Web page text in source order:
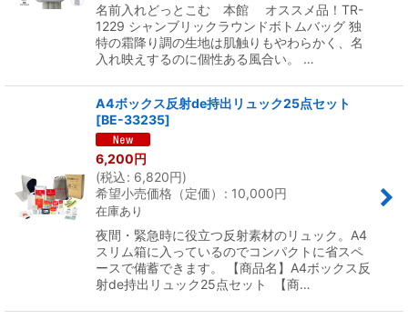
名前入れどっとこむ 本館 オススメ品！TR-
1229 シャンブリックラウンドボトムバッグ 独
特の霜降り調の生地は肌触りもやわらかく、名
入れ映えするのに個性ある風合い。 …
A4ボックス反射de持出リュック25点セット
[BE-33235]
6,200円
(税込: 6,820円)
希望小売価格（定価）
: 10,000円
在庫あり
夜間・緊急時に役立つ反射素材のリュック。A4
スリム箱に入っているのでコンパクトに省スペ
ースで備蓄できます。 【商品名】A4ボックス反
射de持出リュック25点セット 【商…